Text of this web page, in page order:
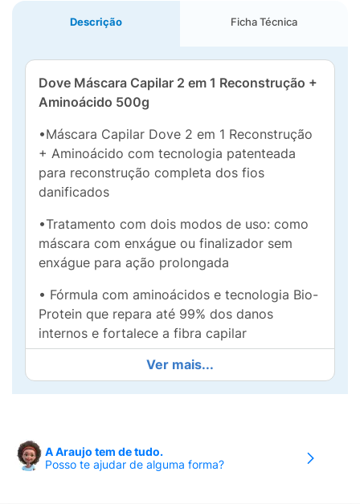
Descrição Ficha Técnica
Dove Máscara Capilar 2 em 1 Reconstrução +
Aminoácido 500g
•Máscara Capilar Dove 2 em 1 Reconstrução
+ Aminoácido com tecnologia patenteada
para reconstrução completa dos fios
danificados
•Tratamento com dois modos de uso: como
máscara com enxágue ou finalizador sem
enxágue para ação prolongada
• Fórmula com aminoácidos e tecnologia Bio-
Protein que repara até 99% dos danos
internos e fortalece a fibra capilar
• Máscara intensiva e hidratante ideal para
cronograma capilar, com queratina vegana,
o frizz e devolve brilho e maciez aos cabelos
ressecados ou quimicamente tratados
Ver mais...
A Araujo tem de tudo.
Posso te ajudar de alguma forma?